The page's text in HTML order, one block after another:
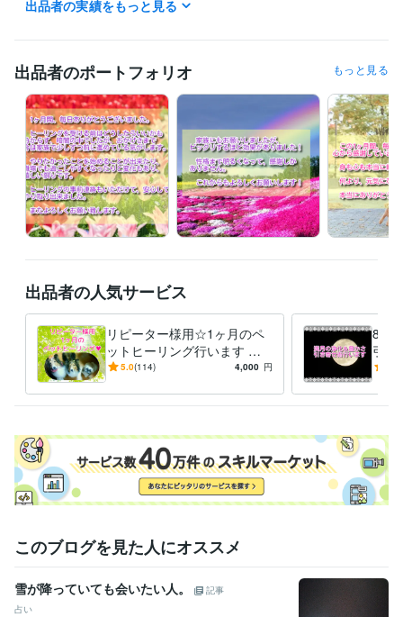
営業 / 法人営業 経験年数 : 15年
営業 / 営業事務・アシスタント 経験年数 : 9年
事務・ビジネスサポート / 事務（一般事務）
ライフスタイル・その他 / 占い師
受賞歴
ゴールドランクに昇格 プラチナランクに昇格
ビジネス・クリエイティブツール
Excel:15年PowerPoint:3年Word:15年
得意分野
占い 強力浄化（ヒーリング） 強力祈祷
占い ご縁結び 潜在意識書き換え（勾玉セラピー） 総合スピリチュ
ヒーリング 占い 霊感タロット
オラクルカード
潜在意識
出品者の実績をもっと見る
出品者のポートフォリオ もっと見る
出品者の人気サービス
リピーター様用☆1ヶ月のペ
ットヒーリング行います じ
っくり癒してご機嫌に過ごし
5.0(114) 4,000 円
8/
引き
ワー
このブログを見た人にオススメ
雪が降っていても会いたい人。
記事
占い